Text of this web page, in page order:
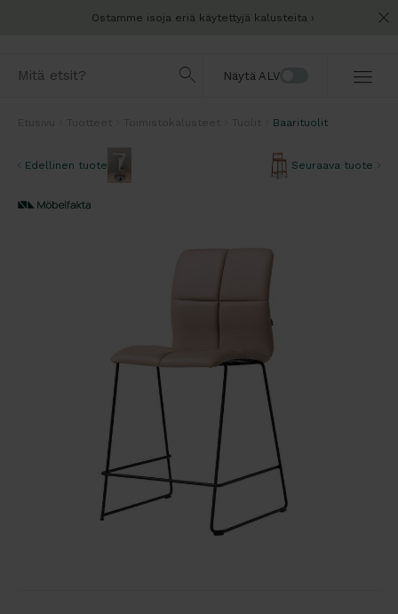
Ostamme isoja eriä käytettyjä kalusteita
Näytä ALV
Baarituolit
Edellinen tuote Seuraava tuote